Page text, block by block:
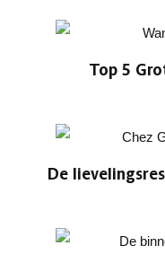
Top 5
De